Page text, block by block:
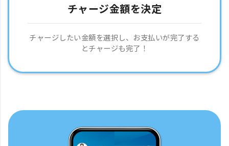
チャージ金額を決定
チャージしたい金額を選択し、お支払いが完了する
とチャージも完了！